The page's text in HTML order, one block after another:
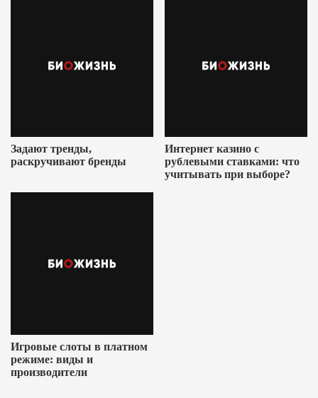
Задают тренды,
раскручивают бренды
Интернет казино с
рублевыми ставками: что
учитывать при выборе?
Игровые слоты в платном
режиме: виды и
производители